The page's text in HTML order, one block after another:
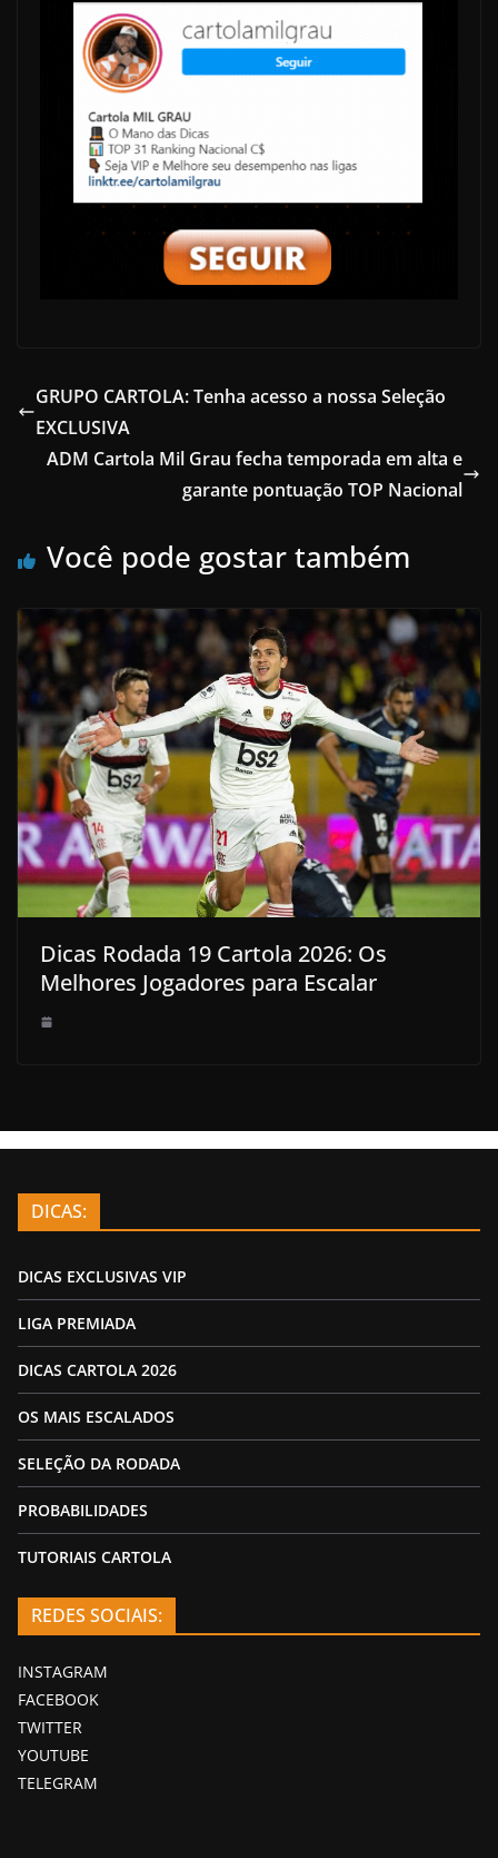
GRUPO CARTOLA: Tenha acesso a nossa Seleção
EXCLUSIVA
ADM Cartola Mil Grau fecha temporada em alta e
garante pontuação TOP Nacional
Você pode gostar também
Dicas Rodada 19 Cartola 2026: Os
Melhores Jogadores para Escalar
DICAS:
DICAS EXCLUSIVAS VIP
LIGA PREMIADA
DICAS CARTOLA 2026
OS MAIS ESCALADOS
SELEÇÃO DA RODADA
PROBABILIDADES
TUTORIAIS CARTOLA
REDES SOCIAIS:
INSTAGRAM
FACEBOOK
TWITTER
YOUTUBE
TELEGRAM